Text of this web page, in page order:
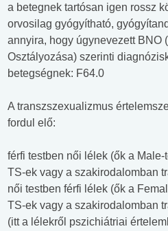
a betegnek tartósan igen rossz
orvosilag gyógyítható,
annyira, hogy úgynevezett BNO
Osztályozása) szerinti
betegségnek: F64.0
A transzszexualizmus
fordul elő:
férfi testben női lélek (ők a
TS-ek vagy a szakirodalomban
női testben férfi lélek (ők a
TS-ek vagy a szakirodalomban
(itt a lélekről pszichiátriai